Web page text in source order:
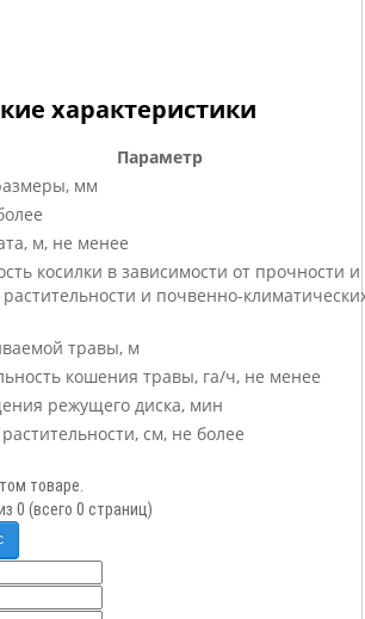
характеристики
Параметр
мм
м, не менее
косилки в зависимости от прочности и
и почвенно-
травы, м
кошения травы, га/ч, не менее
режущего диска, мин
см, не более
товаре.
0 (всего 0 страниц)